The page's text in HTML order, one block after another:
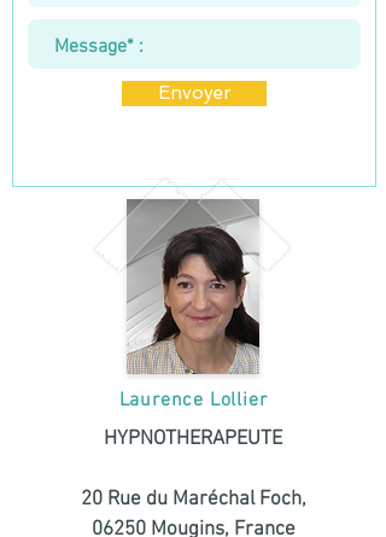
Envoyer
Laurence Lollier
HYPNOTHERAPEUTE
20 Rue du Maréchal Foch,
06250 Mougins, France